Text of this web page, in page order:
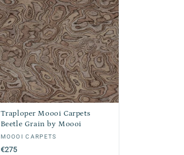
Traploper Moooi Carpets
Beetle Grain by Moooi
Verkoper:
MOOOI CARPETS
Normale
€275